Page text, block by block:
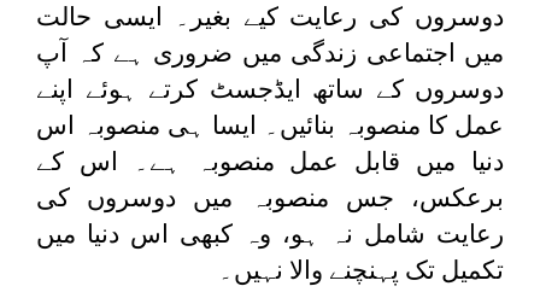
دوسروں کی رعایت کیے بغیر۔ ایسی حالت
میں اجتماعی زندگی میں ضروری ہے کہ آپ
دوسروں کے ساتھ ایڈجسٹ کرتے ہوئے اپنے
عمل کا منصوبہ بنائیں۔ ایسا ہی منصوبہ اس
دنیا میں قابل عمل منصوبہ ہے۔ اس کے
برعکس، جس منصوبہ میں دوسروں کی
رعایت شامل نہ ہو، وہ کبھی اس دنیا میں
تکمیل تک پہنچنے والا نہیں۔